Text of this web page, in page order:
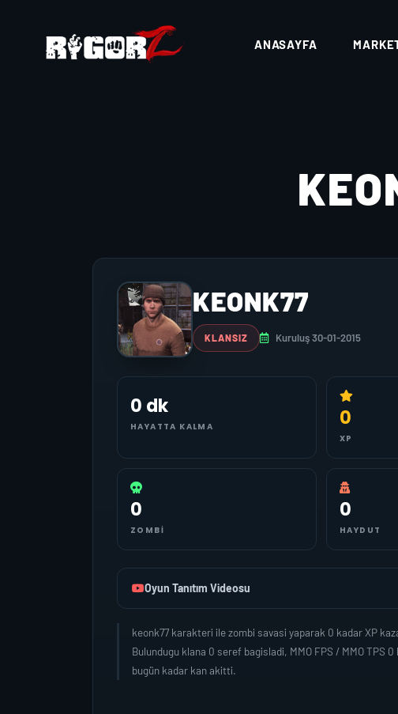
ANASAYFA
KEONK77
KLANSIZ Kuruluş 30-01-2015
0 dk
HAYATTA KALMA 0
XP
0
ZOMBI
0
HAYDUT
Oyun Tanıtım Videosu
keonk77 karakteri ile zombi savasi yaparak 0 kadar XP
Bulundugu klana 0 seref bagisladi, MMO FPS / MMO TPS
bugün kadar kan akitti.